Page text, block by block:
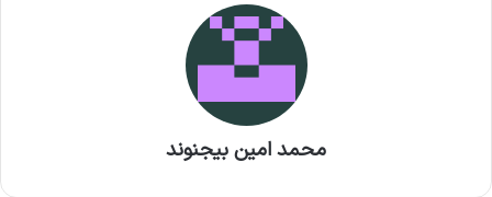
استفاده از مصالح دوستدار محیط زیست: مصالحی
که در ساخت و ساز استفاده می‌شوند باید قابلیت
بازیافت و استفاده مجدد داشته باشند و در عین
حال کمترین آسیب را به محیط زیست وارد کنند.
محمد امین بیجنوند